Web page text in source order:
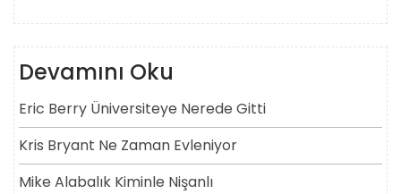
Devamını Oku
Eric Berry Üniversiteye Nerede Gitti
Kris Bryant Ne Zaman Evleniyor
Mike Alabalık Kiminle Nişanlı